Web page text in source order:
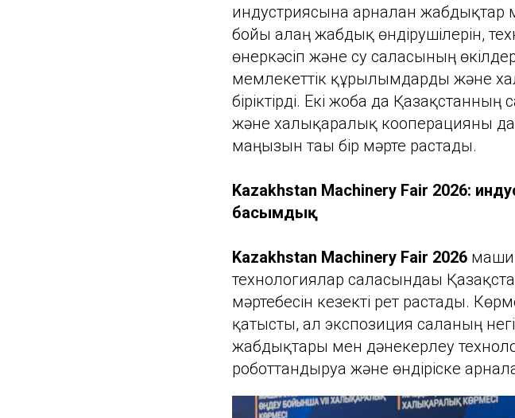
индустриясына арналған жабдықтар
бойы алаң жабдық өндірушілерін,
өнеркәсіп және су саласының
мемлекеттік құрылымдарды және
біріктірді. Екі жоба да
және халықаралық кооперацияны
маңызын тағы бір мәрте растады.
Kazakhstan Machinery Fair 2026:
басымдық
Kazakhstan Machinery Fair 2026
технологиялар саласындағы
мәртебесін кезекті рет растады.
қатысты, ал экспозиция саланың
жабдықтары мен дәнекерлеу
роботтандыруға және өндіріске